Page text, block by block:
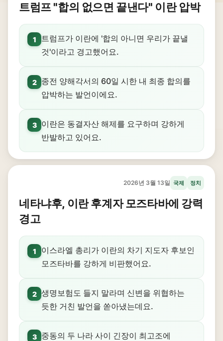
트럼프 "합의 없으면 끝낸다" 이란 압박
1
트럼프가 이란에 '합의 아니면 우리가 끝낼
것'이라고 경고했어요.
2
종전 양해각서의 60일 시한 내 최종 합의를
압박하는 발언이에요.
3
이란은 동결자산 해제를 요구하며 강하게
반발하고 있어요.
2026년 3월 13일 국제 정치
네타냐후, 이란 후계자 모즈타바에 강력
경고
1
이스라엘 총리가 이란의 차기 지도자 후보인
모즈타바를 강하게 비판했어요.
2 생명보험도 들지 말라며 신변을 위협하는
듯한 거친 발언을 쏟아냈는데요.
3
중동의 두 나라 사이 긴장이 최고조에